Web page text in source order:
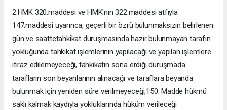
2.HMK 320.maddesi ve HMK'nın 322.maddesi atfıyla
147.maddesi uyarınca, geçerli bir özrü bulunmaksızın belirlenen
gün ve saattetahkikat duruşmasında hazır bulunmayan tarafın
yokluğunda tahkikat işlemlerinin yapılacağı ve yapılan işlemlere
itiraz edilemeyeceği, tahkikatın sona erdiği duruşmada
tarafların son beyanlarının alınacağı ve taraflara beyanda
bulunmak için yeniden süre verilmeyeceği,150. Madde hükmü
saklı kalmak kaydıyla yokluklarında hüküm verileceği